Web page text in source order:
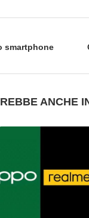
smartphone
ANCHE